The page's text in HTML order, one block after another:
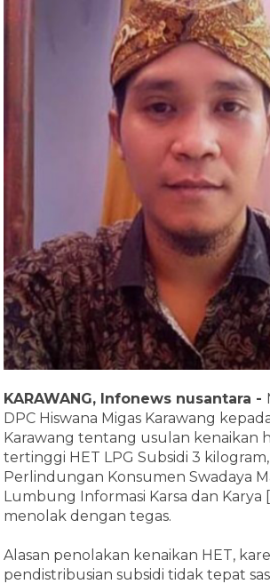
KARAWANG, Infonews nusantara -
DPC Hiswana Migas Karawang
Karawang tentang usulan kenaikan
tertinggi HET LPG Subsidi 3
Perlindungan Konsumen Swadaya
Lumbung Informasi Karsa dan Karya
menolak dengan tegas.
Alasan penolakan kenaikan HET,
pendistribusian subsidi tidak tepat